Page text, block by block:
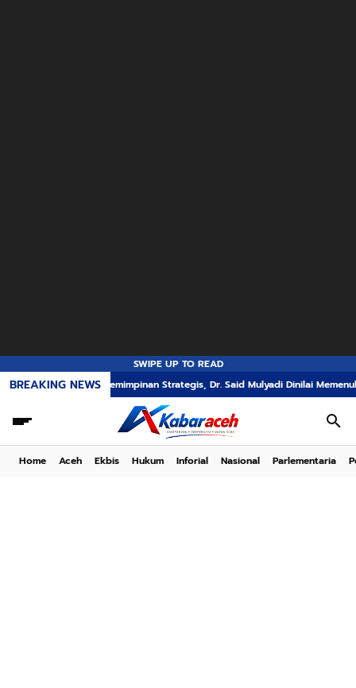
SWIPE UP TO READ
BREAKING NEWS
Kepemimpinan Strategis, Dr. Said Mulyadi Dinilai Memenuhi Kriteria
Home Aceh Ekbis Hukum Inforial Nasional Parlementaria